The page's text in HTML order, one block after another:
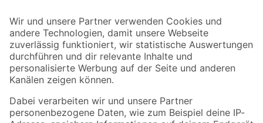
Der toom Newsletter: Keine Angebote und Aktionen mehr verpassen!
Zur Newsletter Anmeldung
Folge uns